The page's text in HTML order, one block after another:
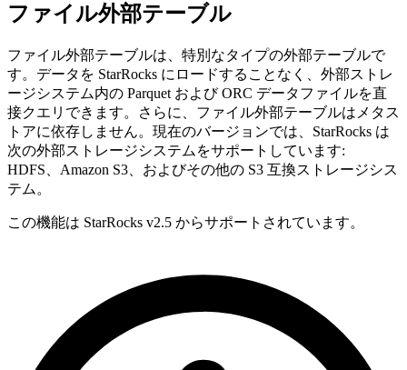
ファイル外部テーブル
ファイル外部テーブルは、特別なタイプの外部テーブルで
す。データを StarRocks にロードすることなく、外部ストレ
ージシステム内の Parquet および ORC データファイルを直
接クエリできます。さらに、ファイル外部テーブルはメタス
トアに依存しません。現在のバージョンでは、StarRocks は
次の外部ストレージシステムをサポートしています:
HDFS、Amazon S3、およびその他の S3 互換ストレージシス
テム。
この機能は StarRocks v2.5 からサポートされています。